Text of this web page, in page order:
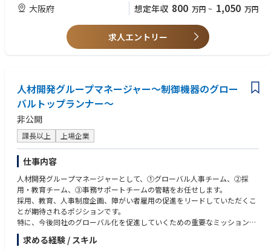
大阪府 想定年収 800 万円 ~ 1,050 万円
求人エントリー
人材開発グループマネージャー～制御機器のグロー
バルトップランナー～
非公開
課長以上 上場企業
仕事内容
人材開発グループマネージャーとして、①グローバル人事チーム、②採
用・教育チーム、③事務サポートチームの管轄をお任せします。
採用、教育、人事制度企画、障がい者雇用の促進をリードしていただくこ
とが期待されるポジションです。
特に、今後同社のグローバル化を促進していくための重要なミッションと
して、グローバルでの組織開発・人材開発を滞りなく遂行できる体制の構
築が急がれています。
求める経験 / スキル